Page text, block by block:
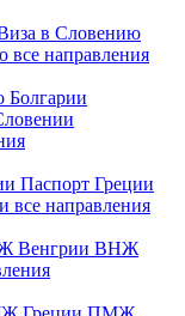
в Словению
все направления
Болгарии
Паспорт Греции
все направления
Венгрии ВНЖ